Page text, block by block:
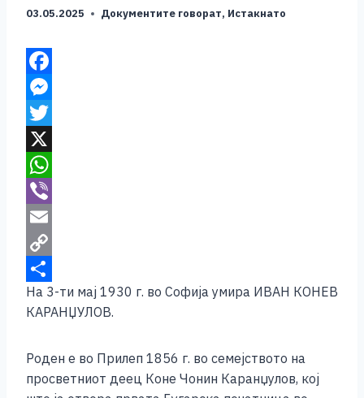
03.05.2025 Документите говорат, Истакнато
F
a
c
e
b
o
o
k
M
e
s
s
e
n
g
e
r
T
w
t
t
e
r
X
W
h
a
s
A
p
V
b
e
r
E
m
a
i
C
o
p
L
S
h
r
На 3-ти мај 1930 г. во Софија умира ИВАН КОНЕВ
КАРАНЏУЛОВ.
Роден е во Прилеп 1856 г. во семејството на
просветниот деец Коне Чонин Каранџулов, кој